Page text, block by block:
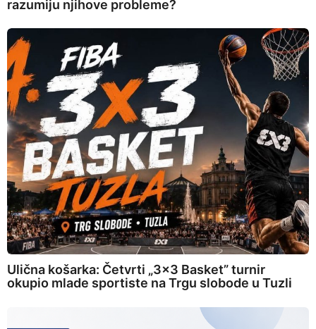
razumiju njihove probleme?
Ulična košarka: Četvrti „3×3 Basket” turnir
okupio mlade sportiste na Trgu slobode u Tuzli